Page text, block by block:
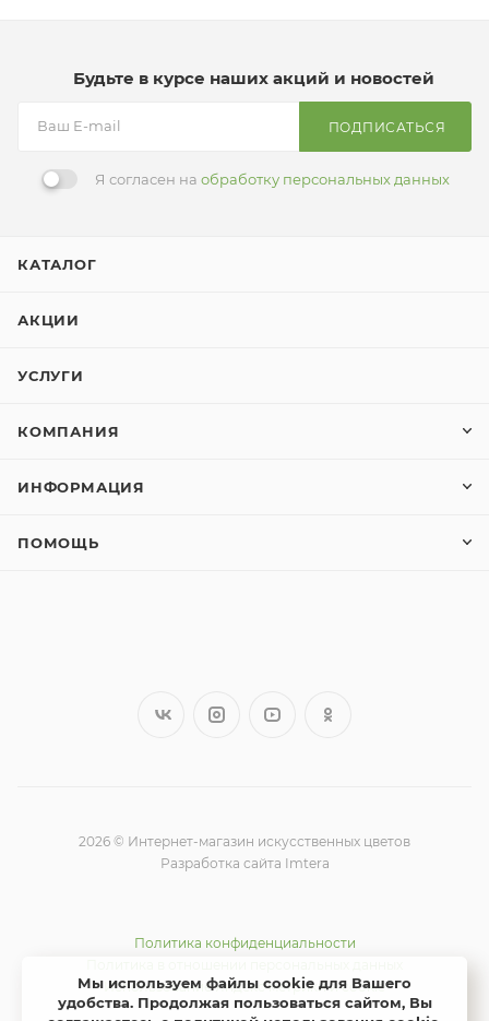
Будьте в курсе наших акций и новостей
ПОДПИСАТЬСЯ
Я согласен на обработку персональных данных
КАТАЛОГ
АКЦИИ
УСЛУГИ
КОМПАНИЯ
ИНФОРМАЦИЯ
ПОМОЩЬ
2026 © Интернет-магазин искусственных цветов
Разработка сайта Imtera
Политика конфиденциальности
Использование Яндекс метрики и cookie
Мы используем файлы cookie для Вашего
удобства. Продолжая пользоваться сайтом, Вы